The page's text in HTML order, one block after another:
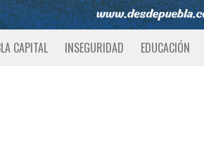
CAPITAL INSEGURIDAD EDUCACIÓN